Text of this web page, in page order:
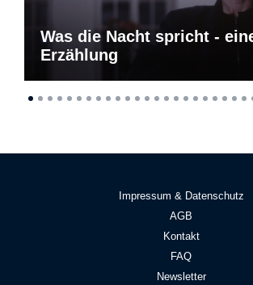
Was die Nacht spricht -
Erzählung
Impressum & Datenschutz
AGB
Kontakt
FAQ
Newsletter